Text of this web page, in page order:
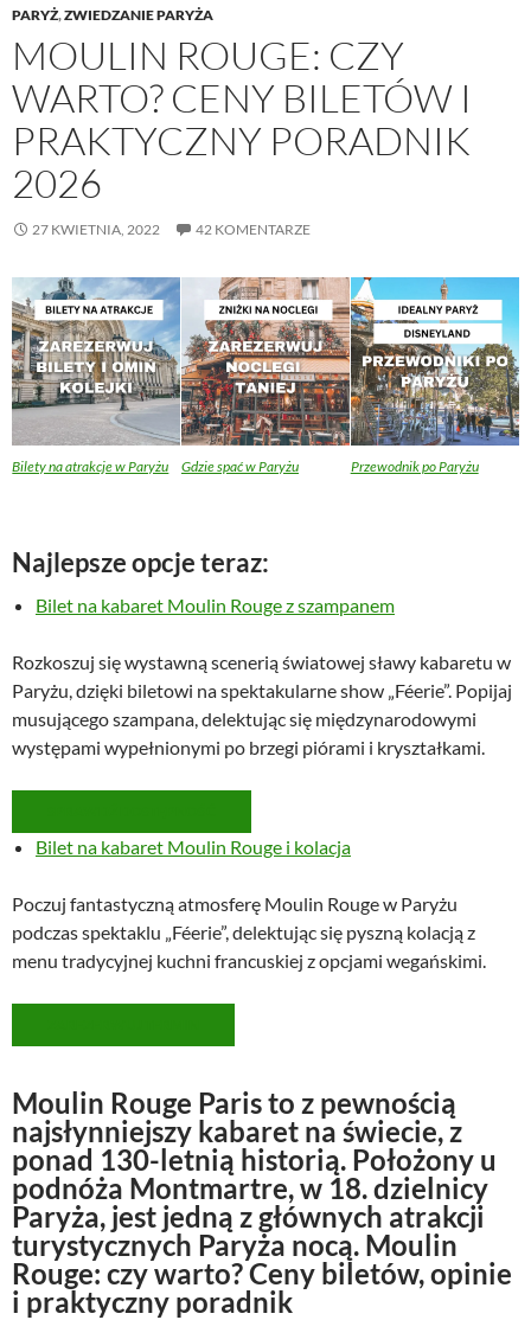
PARYŻ,ZWIEDZANIE PARYŻA
MOULIN ROUGE: CZY
WARTO? CENY BILETÓW I
PRAKTYCZNY PORADNIK
2026
27 KWIETNIA, 2022 42 KOMENTARZE
Bilety na atrakcje w Paryżu Gdzie spać w Paryżu Przewodnik po Paryżu
Najlepsze opcje teraz:
Bilet na kabaret Moulin Rouge z szampanem
Rozkoszuj się wystawną scenerią światowej sławy kabaretu w
Paryżu, dzięki biletowi na spektakularne show „Féerie”. Popijaj
musującego szampana, delektując się międzynarodowymi
występami wypełnionymi po brzegi piórami i kryształkami.
Bilet na kabaret Moulin Rouge i kolacja
Poczuj fantastyczną atmosferę Moulin Rouge w Paryżu
podczas spektaklu „Féerie”, delektując się pyszną kolacją z
menu tradycyjnej kuchni francuskiej z opcjami wegańskimi.
Moulin Rouge Paris to z pewnością
najsłynniejszy kabaret na świecie, z
ponad 130-letnią historią. Położony u
podnóża Montmartre, w 18. dzielnicy
Paryża, jest jedną z głównych atrakcji
turystycznych Paryża nocą. Moulin
Rouge: czy warto? Ceny biletów, opinie
i praktyczny poradnik